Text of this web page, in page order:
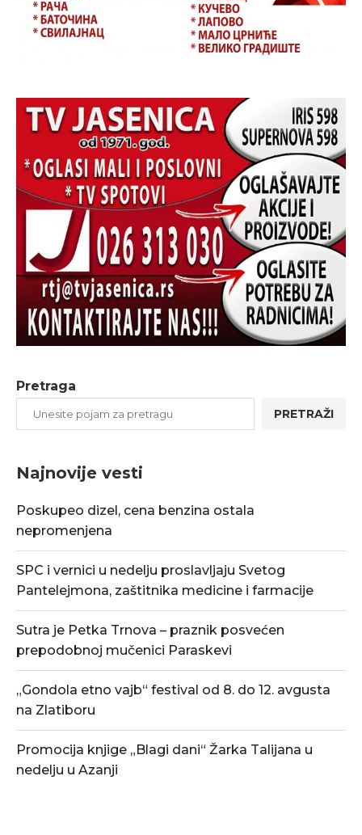
Pretraga
PRETRAŽI
Najnovije vesti
Poskupeo dizel, cena benzina ostala
nepromenjena
SPC i vernici u nedelju proslavljaju Svetog
Pantelejmona, zaštitnika medicine i farmacije
Sutra je Petka Trnova – praznik posvećen
prepodobnoj mučenici Paraskevi
„Gondola etno vajb“ festival od 8. do 12. avgusta
na Zlatiboru
Promocija knjige „Blagi dani“ Žarka Talijana u
nedelju u Azanji